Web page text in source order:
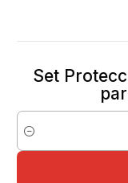
Set
Cantidad